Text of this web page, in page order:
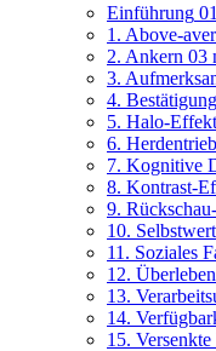
Einführung
1. Above-
2. Ankern 03
3.
4.
5. Halo-Effekt
6. Herdentrieb
7. Kognitive
8. Kontrast-
9.
10.
11. Soziales
12.
13.
14.
15.